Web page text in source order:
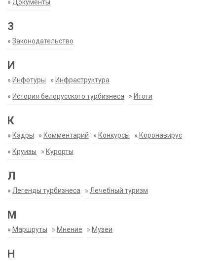
» Документы
З
» Законодательство
И
» Инфотуры » Инфраструктура
» История белорусского турбизнеса » Итоги
К
» Кадры » Комментарий » Конкурсы » Коронавирус
» Круизы » Курорты
Л
» Легенды турбизнеса » Лечебный туризм
М
» Маршруты » Мнение » Музеи
Н